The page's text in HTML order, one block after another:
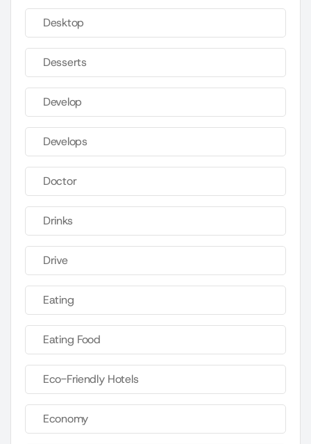
Desktop
Desserts
Develop
Develops
Doctor
Drinks
Drive
Eating
Eating Food
Eco-Friendly Hotels
Economy